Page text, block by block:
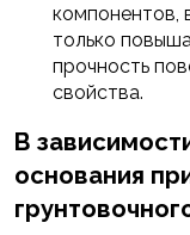
компонентов,
только
прочность
свойства.
В
основания